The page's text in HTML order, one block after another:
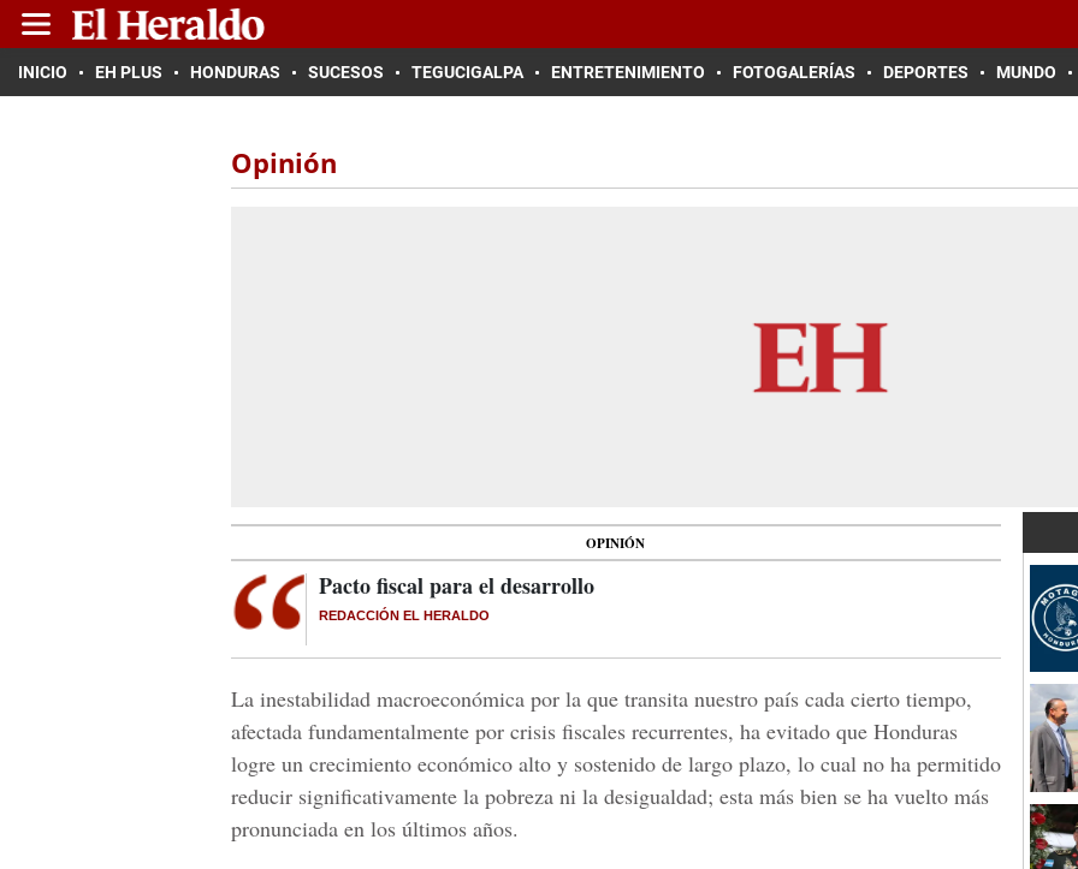
INICIO EH PLUS HONDURAS SUCESOS TEGUCIGALPA ENTRETENIMIENTO FOTOGALERÍAS DEPORTES MUNDO
Opinión
OPINIÓN
Pacto fiscal para el desarrollo
REDACCIÓN EL HERALDO
La inestabilidad macroeconómica por la que transita nuestro país cada cierto tiempo,
afectada fundamentalmente por crisis fiscales recurrentes, ha evitado que Honduras
logre un crecimiento económico alto y sostenido de largo plazo, lo cual no ha permitido
reducir significativamente la pobreza ni la desigualdad; esta más bien se ha vuelto más
pronunciada en los últimos años.